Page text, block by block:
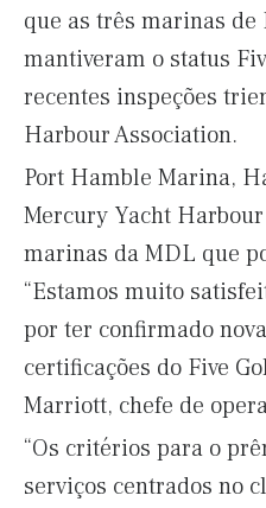
que as três marinas de
mantiveram o status
recentes inspeções
Harbour Association.
Port Hamble Marina,
Mercury Yacht
marinas da MDL que
“Estamos muito
por ter confirmado
certificações do Five
Marriott, chefe de
“Os critérios para o
serviços centrados no